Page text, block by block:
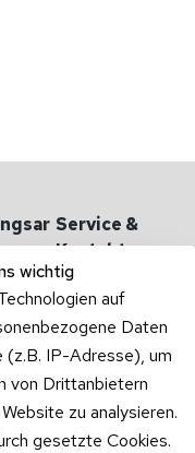
wichtig
auf
Daten
(z.B. IP-Adresse), um
von Drittanbietern
zu analysieren.
gesetzte Cookies.
Service &
Kontakt
Haben
Rufen Sie
oder
Sie per